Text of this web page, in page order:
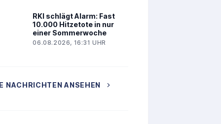
RKI schlägt Alarm: Fast
10.000 Hitzetote in nur
einer Sommerwoche
06.08.2026, 16:31 UHR
NACHRICHTEN ANSEHEN